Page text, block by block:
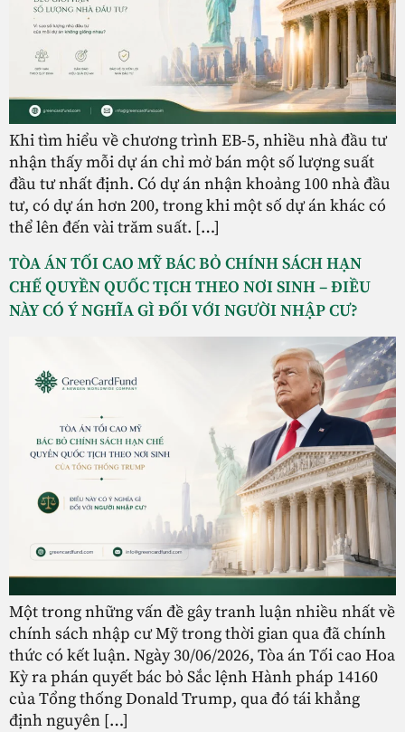
Khi tìm hiểu về chương trình EB-5, nhiều nhà đầu tư
nhận thấy mỗi dự án chỉ mở bán một số lượng suất
đầu tư nhất định. Có dự án nhận khoảng 100 nhà đầu
tư, có dự án hơn 200, trong khi một số dự án khác có
thể lên đến vài trăm suất. […]
TÒA ÁN TỐI CAO MỸ BÁC BỎ CHÍNH SÁCH HẠN
CHẾ QUYỀN QUỐC TỊCH THEO NƠI SINH – ĐIỀU
NÀY CÓ Ý NGHĨA GÌ ĐỐI VỚI NGƯỜI NHẬP CƯ?
Một trong những vấn đề gây tranh luận nhiều nhất về
chính sách nhập cư Mỹ trong thời gian qua đã chính
thức có kết luận. Ngày 30/06/2026, Tòa án Tối cao Hoa
Kỳ ra phán quyết bác bỏ Sắc lệnh Hành pháp 14160
của Tổng thống Donald Trump, qua đó tái khẳng
định nguyên […]